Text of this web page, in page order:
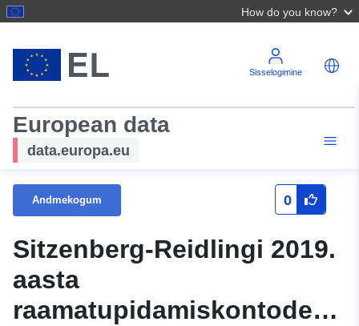
How do you know?
Sisselogimine
European data
data.europa.eu
Andmekogum 0
Sitzenberg-Reidlingi 2019.
aasta
raamatupidamiskontode